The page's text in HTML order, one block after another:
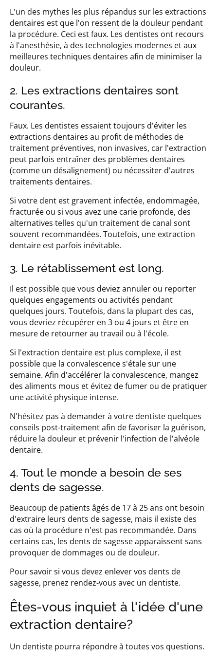
L'un des mythes les plus répandus sur les extractions
dentaires est que l'on ressent de la douleur pendant
la procédure. Ceci est faux. Les dentistes ont recours
à l'anesthésie, à des technologies modernes et aux
meilleures techniques dentaires afin de minimiser la
douleur.
2. Les extractions dentaires sont
courantes.
Faux. Les dentistes essaient toujours d'éviter les
extractions dentaires au profit de méthodes de
traitement préventives, non invasives, car l'extraction
peut parfois entraîner des problèmes dentaires
(comme un désalignement) ou nécessiter d'autres
traitements dentaires.
Si votre dent est gravement infectée, endommagée,
fracturée ou si vous avez une carie profonde, des
alternatives telles qu'un traitement de canal sont
souvent recommandées. Toutefois, une extraction
dentaire est parfois inévitable.
3. Le rétablissement est long.
Il est possible que vous deviez annuler ou reporter
quelques engagements ou activités pendant
quelques jours. Toutefois, dans la plupart des cas,
vous devriez récupérer en 3 ou 4 jours et être en
mesure de retourner au travail ou à l'école.
Si l'extraction dentaire est plus complexe, il est
possible que la convalescence s'étale sur une
semaine. Afin d'accélérer la convalescence, mangez
des aliments mous et évitez de fumer ou de pratiquer
une activité physique intense.
N'hésitez pas à demander à votre dentiste quelques
conseils post-traitement afin de favoriser la guérison,
réduire la douleur et prévenir l'infection de l'alvéole
dentaire.
4. Tout le monde a besoin de ses
dents de sagesse.
Beaucoup de patients âgés de 17 à 25 ans ont besoin
d'extraire leurs dents de sagesse, mais il existe des
cas où la procédure n'est pas recommandée. Dans
certains cas, les dents de sagesse apparaissent sans
provoquer de dommages ou de douleur.
Pour savoir si vous devez enlever vos dents de
sagesse, prenez rendez-vous avec un dentiste.
Êtes-vous inquiet à l'idée d'une
extraction dentaire?
Un dentiste pourra répondre à toutes vos questions.